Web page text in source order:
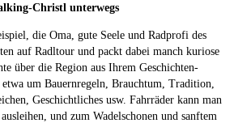
Christl unterwegs
die Oma, gute Seele und Radprofi des
auf Radltour und packt dabei manch kuriose
über die Region aus Ihrem Geschichten-
um Bauernregeln, Brauchtum, Tradition,
Geschichtliches usw. Fahrräder kann man
und zum Wadelschonen und sanftem